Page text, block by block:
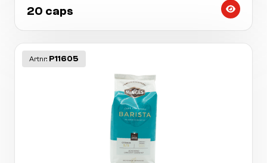
20 caps
Artnr: P11605